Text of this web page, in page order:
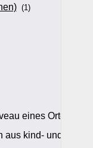
(1)
eines Ortes
kind- und